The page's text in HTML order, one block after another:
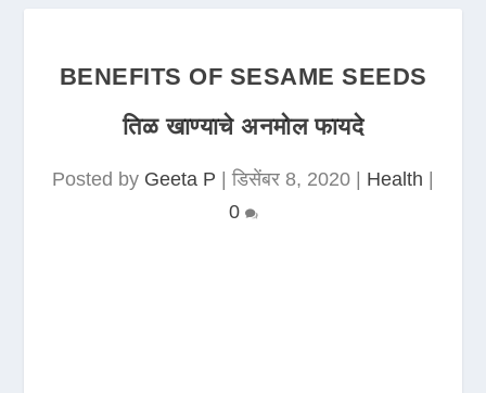
BENEFITS OF SESAME SEEDS
तिळ खाण्याचे अनमोल फायदे
Posted by Geeta P |डिसेंबर 8, 2020 Health
0